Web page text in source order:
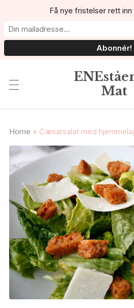
Mat
Home » Cæsarsalat med
Få nye fristelser rett inn